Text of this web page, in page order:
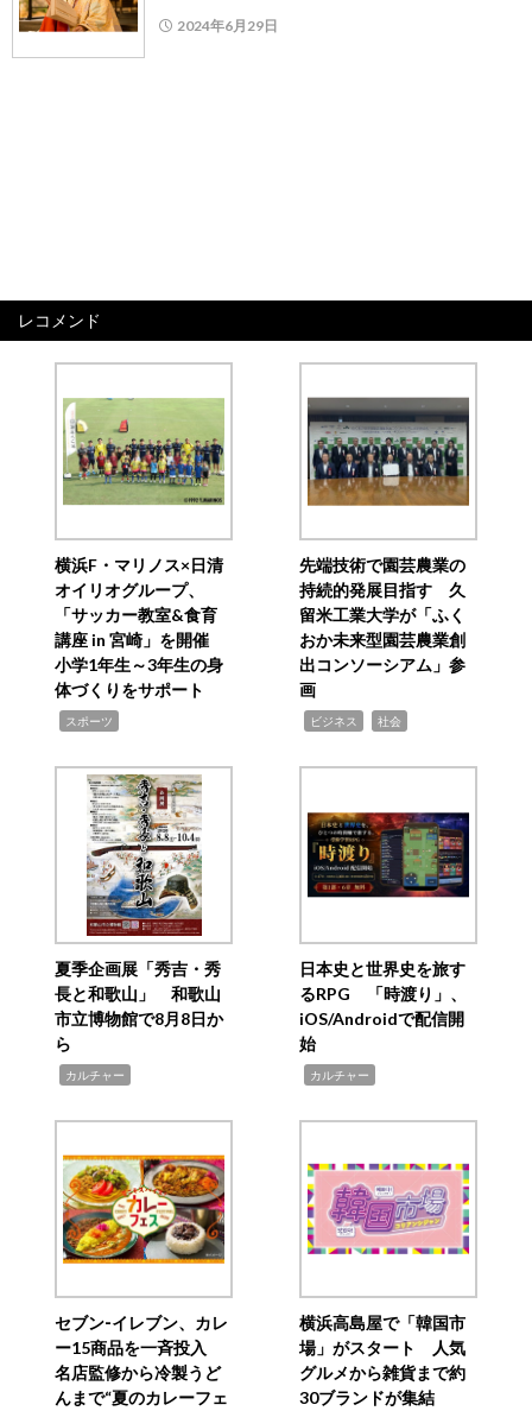
2024年6月29日
レコメンド
横浜F・マリノス×日清
オイリオグループ、
「サッカー教室&食育
講座 in 宮崎」を開催
小学1年生～3年生の身
体づくりをサポート
スポーツ
先端技術で園芸農業の
持続的発展目指す 久
留米工業大学が「ふく
おか未来型園芸農業創
出コンソーシアム」参
画
ビジネス 社会
夏季企画展「秀吉・秀
長と和歌山」 和歌山
市立博物館で8月8日か
ら
カルチャー
日本史と世界史を旅す
るRPG 「時渡り」、
iOS/Androidで配信開
始
カルチャー
セブン‐イレブン、カレ
ー15商品を一斉投入
名店監修から冷製うど
んまで“夏のカレーフェ
横浜高島屋で「韓国市
場」がスタート 人気
グルメから雑貨まで約
30ブランドが集結